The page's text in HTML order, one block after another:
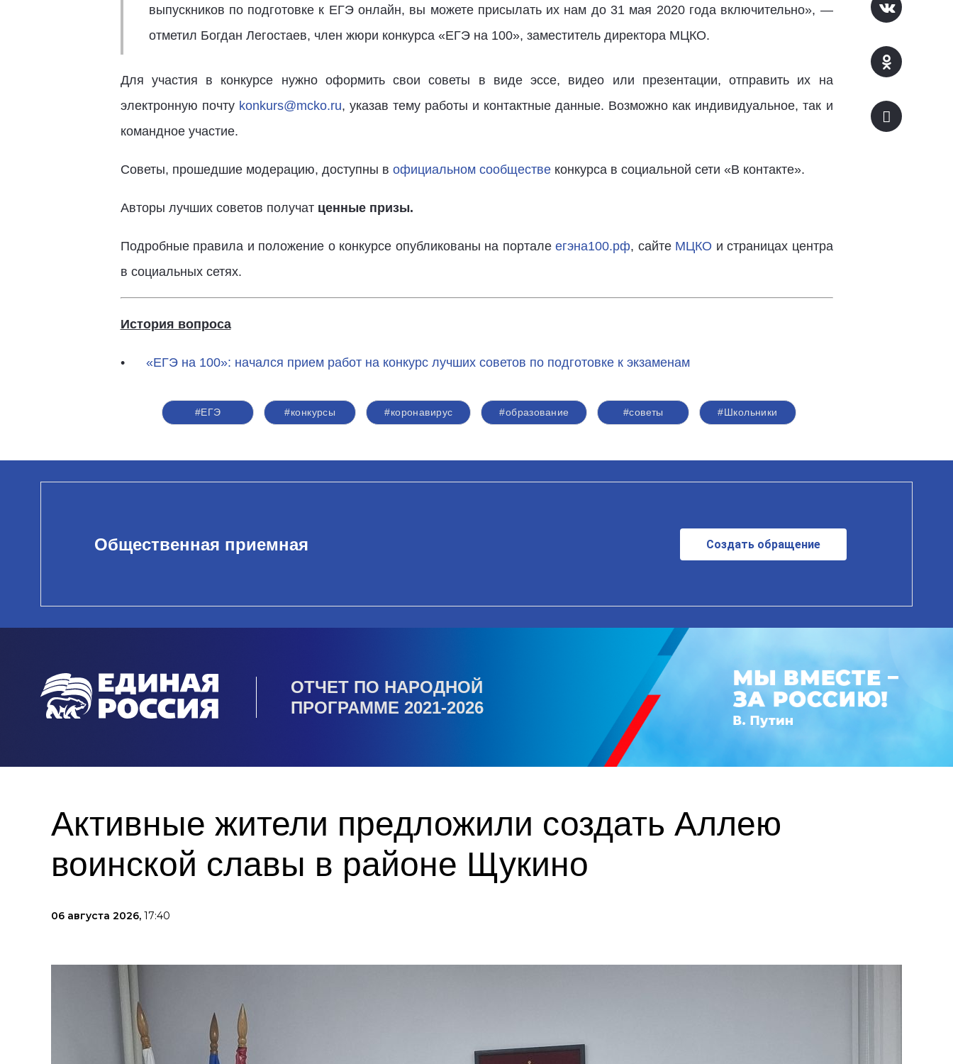
выпускников по подготовке к ЕГЭ онлайн, вы можете присылать их нам до 31 мая 2020 года включительно», —
отметил Богдан Легостаев, член жюри конкурса «ЕГЭ на 100», заместитель директора МЦКО.
Для участия в конкурсе нужно оформить свои советы в виде эссе, видео или презентации, отправить их на
электронную почту konkurs@mcko.ru, указав тему работы и контактные данные. Возможно как индивидуальное, так и
командное участие.
Советы, прошедшие модерацию, доступны в официальном сообществеконкурса в социальной сети «В контакте».
Авторы лучших советов получат ценные призы.
Подробные правила и положение о конкурсе опубликованы на портале егэна100.рф, сайте МЦКО и страницах центра
в социальных сетях.
История вопроса
«ЕГЭ на 100»: начался прием работ на конкурс лучших советов по подготовке к экзаменам
#ЕГЭ #конкурсы #коронавирус #образование #советы #Школьники
Общественная приемная Создать обращение
ОТЧЕТ ПО НАРОДНОЙ
ПРОГРАММЕ 2021-2026
Активные жители предложили создать Аллею
воинской славы в районе Щукино
06 августа 2026, 17:40